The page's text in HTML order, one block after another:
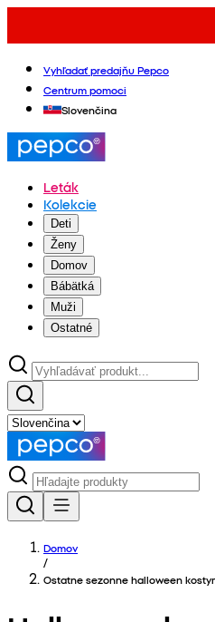
Vyhľadať predajňu Pepco
Centrum pomoci
Slovenčina
Leták
Kolekcie
Deti
Ženy
Domov
Bábätká
Muži
Ostatné
Domov
/
Ostatne sezonne halloween